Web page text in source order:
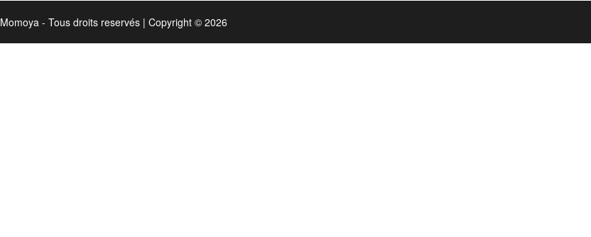
Momoya - Tous droits reservés | Copyright © 2026